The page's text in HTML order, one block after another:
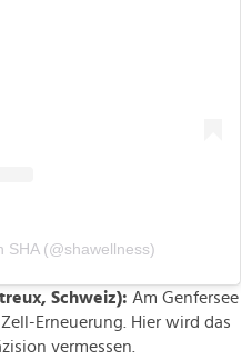
SHA (@shawellness)
Schweiz): Am Genfersee
Erneuerung. Hier wird das
vermessen.